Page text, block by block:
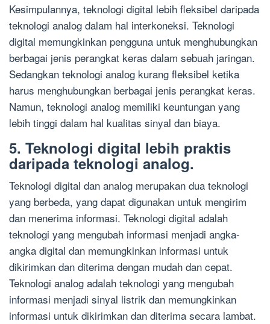
Kesimpulannya, teknologi digital lebih fleksibel daripada
teknologi analog dalam hal interkoneksi. Teknologi
digital memungkinkan pengguna untuk menghubungkan
berbagai jenis perangkat keras dalam sebuah jaringan.
Sedangkan teknologi analog kurang fleksibel ketika
harus menghubungkan berbagai jenis perangkat keras.
Namun, teknologi analog memiliki keuntungan yang
lebih tinggi dalam hal kualitas sinyal dan biaya.
5. Teknologi digital lebih praktis
daripada teknologi analog.
Teknologi digital dan analog merupakan dua teknologi
yang berbeda, yang dapat digunakan untuk mengirim
dan menerima informasi. Teknologi digital adalah
teknologi yang mengubah informasi menjadi angka-
angka digital dan memungkinkan informasi untuk
dikirimkan dan diterima dengan mudah dan cepat.
Teknologi analog adalah teknologi yang mengubah
informasi menjadi sinyal listrik dan memungkinkan
informasi untuk dikirimkan dan diterima secara lambat.